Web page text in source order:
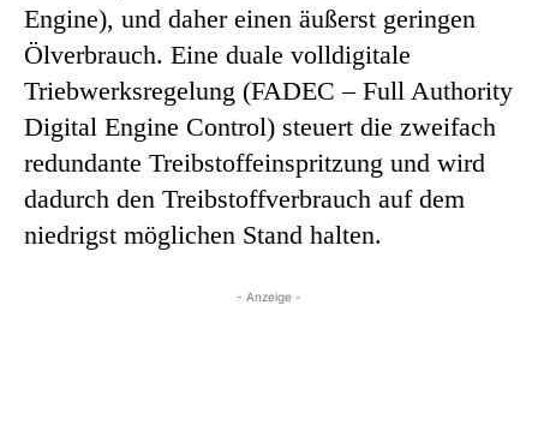
Engine), und daher einen äußerst geringen
Ölverbrauch. Eine duale volldigitale
Triebwerksregelung (FADEC – Full Authority
Digital Engine Control) steuert die zweifach
redundante Treibstoffeinspritzung und wird
dadurch den Treibstoffverbrauch auf dem
niedrigst möglichen Stand halten.
- Anzeige -